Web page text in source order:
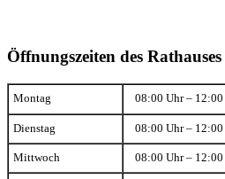
Öffnungszeiten des
Montag 08:00 Uhr – 12:00
Dienstag 08:00 Uhr – 12:00
Mittwoch 08:00 Uhr – 12:00